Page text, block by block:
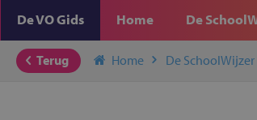
De VO Gids Home De
Terug Home De SchoolWijzer